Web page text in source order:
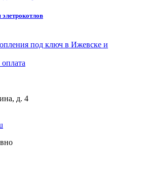
элетрокотлов
под ключ в Ижевске и
д. 4